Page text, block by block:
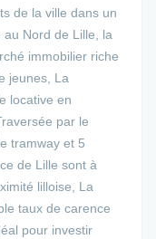
de la ville dans un
Nord de Lille, la
immobilier riche
jeunes, La
locative en
par le
tramway et 5
de Lille sont à
lilloise, La
taux de carence
pour investir